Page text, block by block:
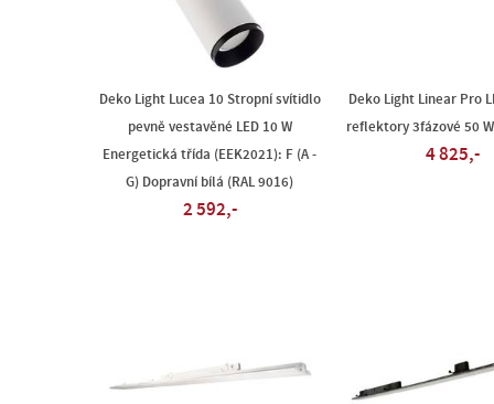
Deko Light Lucea 10 Stropní svítidlo
pevně vestavěné LED 10 W
Energetická třída (EEK2021): F (A -
G) Dopravní bílá (RAL 9016)
2 592,-
Deko Light Linear Pro
reflektory 3fázové 50
4 825,-